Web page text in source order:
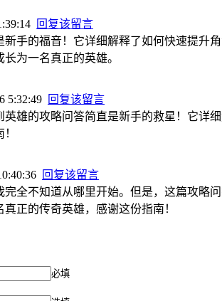
回复该留言
手的福音！它详细解释了如何快速提升
为一名真正的英雄。
5:32:49 回复该留言
英雄的攻略问答简直是新手的救星！它详
回复该留言
全不知道从哪里开始。但是，这篇攻略
正的传奇英雄，感谢这份指南！
必填